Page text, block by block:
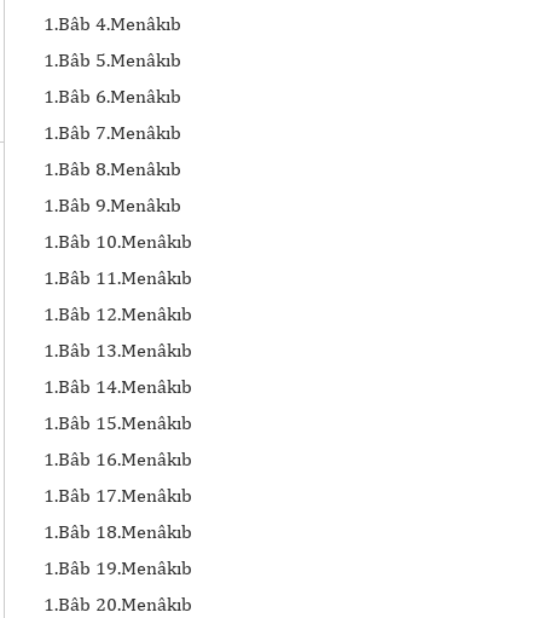
1.Bâb 4.Menâkıb
1.Bâb 5.Menâkıb
1.Bâb 6.Menâkıb
1.Bâb 7.Menâkıb
1.Bâb 8.Menâkıb
1.Bâb 9.Menâkıb
1.Bâb 10.Menâkıb
1.Bâb 11.Menâkıb
1.Bâb 12.Menâkıb
1.Bâb 13.Menâkıb
1.Bâb 14.Menâkıb
1.Bâb 15.Menâkıb
1.Bâb 16.Menâkıb
1.Bâb 17.Menâkıb
1.Bâb 18.Menâkıb
1.Bâb 19.Menâkıb
1.Bâb 20.Menâkıb